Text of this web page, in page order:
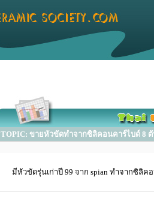
TOPIC: ขายหัวขัดทำจากซิลิคอนคาร์ไบด์ 8
มีหัวขัดรุ่นเก่าปี 99 จาก spian ทำจากซิลิค